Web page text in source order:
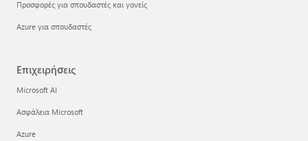
Προσφορές για σπουδαστές και γονείς
Azure για σπουδαστές
Επιχειρήσεις
Microsoft AI
Ασφάλεια Microsoft
Azure